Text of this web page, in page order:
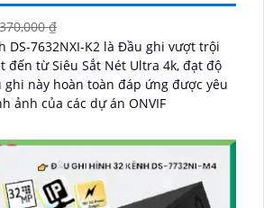
₫
DS-7632NXI-K2 là Đầu ghi vượt trội
đến từ Siêu Sắt Nét Ultra 4k, đạt độ
ảnh của các dự án ONVIF